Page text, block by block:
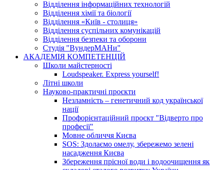
Відділення інформаційних технологій
Відділення хімії та біології
Відділення «Київ - столиця»
Відділення суспільних комунікацій
Відділення безпеки та оборони
Студія "ВундерМАНи"
АКАДЕМІЯ КОМПЕТЕНЦІЙ
Школи майстерності
Loudspeaker. Express yourself!
Літні школи
Науково-практичні проєкти
Незламність – генетичний код української
нації
Профорієнтаційний проєкт "Відверто про
професії"
Мовне обличчя Києва
SOS: Здолаємо омелу, збережемо зелені
насадження Києва
Збереження прісної води і водоочищення як